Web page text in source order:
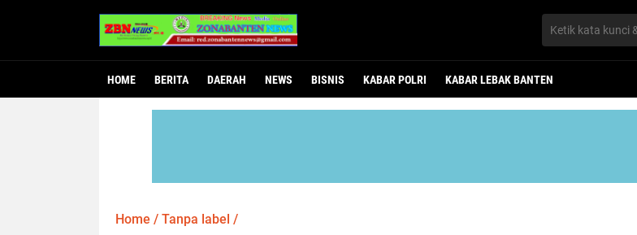
HOME BERITA DAERAH NEWS BISNIS KABAR POLRI KABAR LEBAK BANTEN
Home / Tanpa label /